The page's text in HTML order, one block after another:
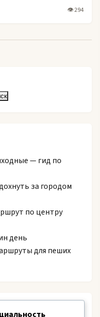
👁 294
— гид по
за городом
по центру
день
для пеших